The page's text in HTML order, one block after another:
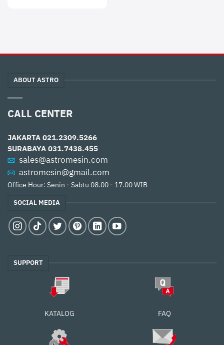
ABOUT ASTRO
CALL CENTER
JAKARTA 021.2309.5266
SURABAYA 031.7438.455
sales@astromesin.com
astromesin@gmail.com
Office Hour: Senin - Sabtu 08.00 - 17.00 WIB
SOCIAL MEDIA
SUPPORT
KATALOG FAQ